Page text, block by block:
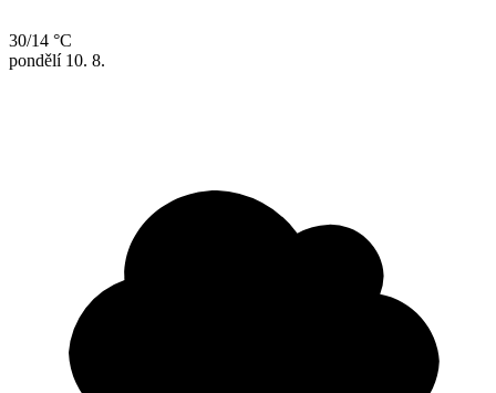
30/14 °C
pondělí 10. 8.